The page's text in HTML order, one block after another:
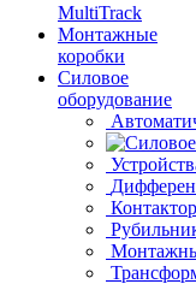
MultiTrack
Монтажные
коробки
Силовое
оборудование